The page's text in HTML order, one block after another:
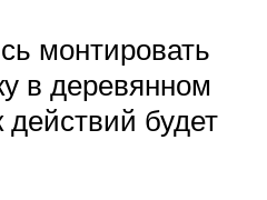
монтировать
в деревянном
будет